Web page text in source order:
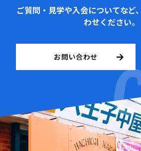
ご質問・見学や入会についてなど
わせください。
お問い合わせ